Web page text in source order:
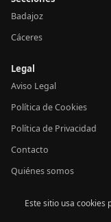
Badajoz
Cáceres
Legal
Aviso Legal
Política de Cookies
Política de Privacidad
Contacto
Quiénes somos
Este sitio usa cookies